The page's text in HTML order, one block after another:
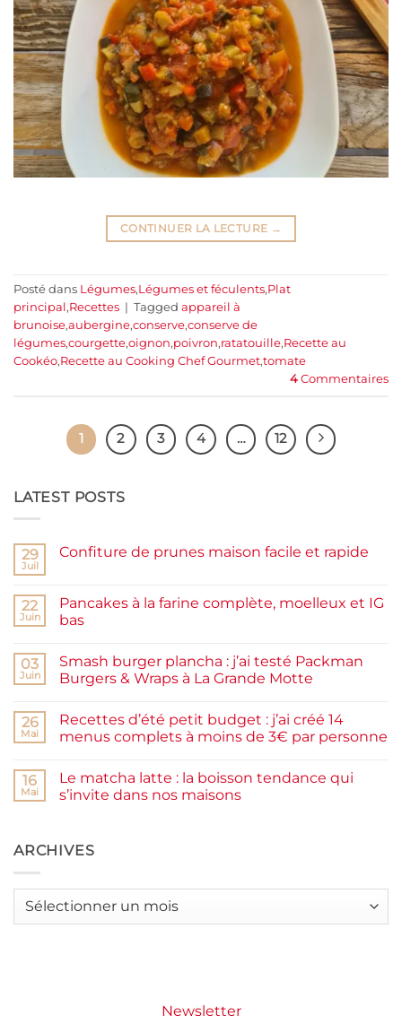
CONTINUER LA LECTURE →
Posté dans Légumes,Légumes et féculents,Plat
principal,Recettes | Tagged appareil à
brunoise,aubergine,conserve,conserve de
légumes,courgette,oignon,poivron,ratatouille,Recette au
Cookéo,Recette au Cooking Chef Gourmet,tomate
4 Commentaires
1 2 3 4 … 12
LATEST POSTS
29
Juil
Confiture de prunes maison facile et rapide
Confiture
de
prunes
et
rapide
22
Juin
Pancakes à la farine complète, moelleux et IG
bas
sur
Pancakes
à
complète,
moelleux
et
03
Juin
Smash burger plancha : j’ai testé Packman
Burgers & Wraps à La Grande Motte
sur
Smash
burger
testé
Packman
Burgers &
Grande
Motte
26
Mai
Recettes d’été petit budget : j’ai créé 14
menus complets à moins de 3€ par personne
sur
Recettes
d’été
j’ai
créé
à
16
Mai
Le matcha latte : la boisson tendance qui
s’invite dans nos maisons
Le
matcha
boisson
ARCHIVES
Archives
Newsletter